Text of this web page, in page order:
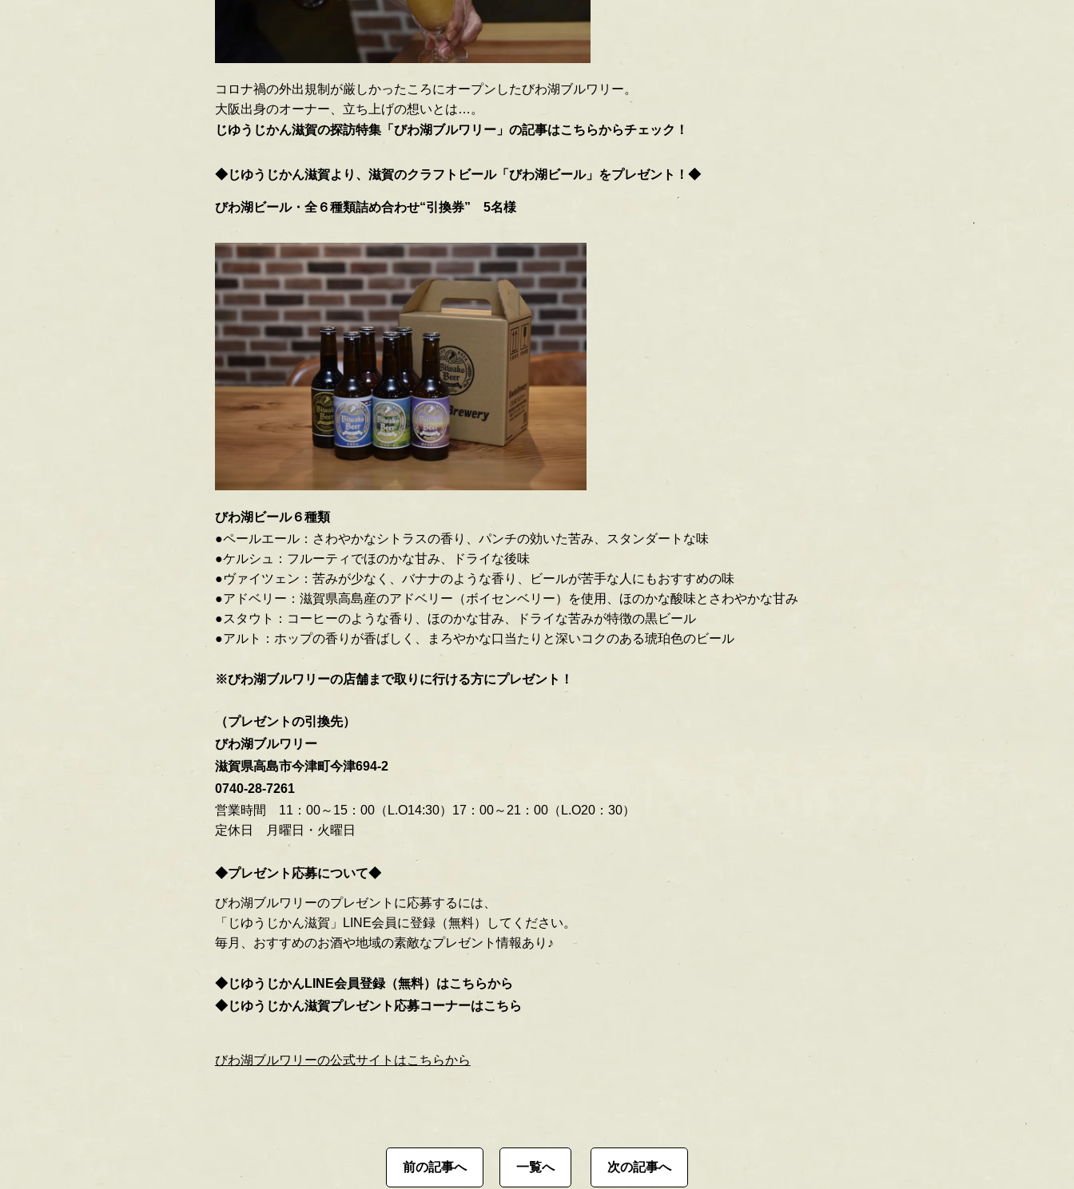
コロナ禍の外出規制が厳しかったころにオープンしたびわ湖ブルワリー。
大阪出身のオーナー、立ち上げの想いとは…。
じゆうじかん滋賀の探訪特集「びわ湖ブルワリー」の記事はこちらからチェック！
◆じゆうじかん滋賀より、 滋賀のクラフトビール「びわ湖ビール」をプレゼント！◆
びわ湖ビール・全６種類詰め合わせ“引換券” 5名様
びわ湖ビール６種類
●ペールエール：さわやかなシトラスの香り、パンチの効いた苦み、スタンダートな味
●ケルシュ：フルーティでほのかな甘み、ドライな後味
●ヴァイツェン：苦みが少なく、バナナのような香り、ビールが苦手な人にもおすすめの味
●アドベリー：滋賀県高島産のアドベリー（ボイセンベリー）を使用、ほのかな酸味とさわやかな甘み
●スタウト：コーヒーのような香り、ほのかな甘み、ドライな苦みが特徴の黒ビール
●アルト：ホップの香りが香ばしく、まろやかな口当たりと深いコクのある琥珀色のビール
※びわ湖ブルワリーの店舗まで取りに行ける方にプレゼント！
（プレゼントの引換先）
びわ湖ブルワリー
滋賀県高島市今津町今津694-2
0740-28-7261
営業時間 11：00～15：00（L.O14:30）17：00～21：00（L.O20：30）
定休日 月曜日・火曜日
◆プレゼント応募について◆
びわ湖ブルワリーのプレゼントに応募するには、
「じゆうじかん滋賀」LINE会員に登録（無料）してください。
毎月、おすすめのお酒や地域の素敵なプレゼント情報あり♪
◆じゆうじかんLINE会員登録（無料）はこちらから
◆じゆうじかん滋賀プレゼント応募コーナーはこちら
びわ湖ブルワリーの公式サイトはこちらから
前の記事へ 一覧へ 次の記事へ